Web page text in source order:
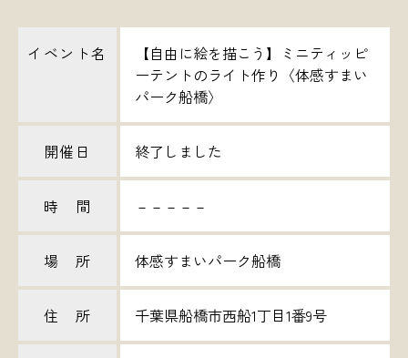
イベント名
【自由に絵を描こう】ミニティッピ
ーテントのライト作り〈体感すまい
パーク船橋〉
開催日 終了しました
時 間 －－－－－
場 所 体感すまいパーク船橋
住 所 千葉県船橋市西船1丁目1番9号